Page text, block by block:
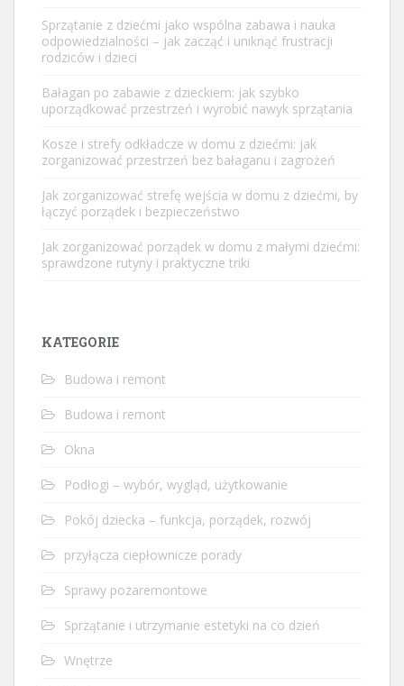
Sprzątanie z dziećmi jako wspólna zabawa i nauka
odpowiedzialności – jak zacząć i uniknąć frustracji
rodziców i dzieci
Bałagan po zabawie z dzieckiem: jak szybko
uporządkować przestrzeń i wyrobić nawyk sprzątania
Kosze i strefy odkładcze w domu z dziećmi: jak
zorganizować przestrzeń bez bałaganu i zagrożeń
Jak zorganizować strefę wejścia w domu z dziećmi, by
łączyć porządek i bezpieczeństwo
Jak zorganizować porządek w domu z małymi dziećmi:
sprawdzone rutyny i praktyczne triki
KATEGORIE
Budowa i remont
Budowa i remont
Okna
Podłogi – wybór, wygląd, użytkowanie
Pokój dziecka – funkcja, porządek, rozwój
przyłącza ciepłownicze porady
Sprawy pozaremontowe
Sprzątanie i utrzymanie estetyki na co dzień
Wnętrze